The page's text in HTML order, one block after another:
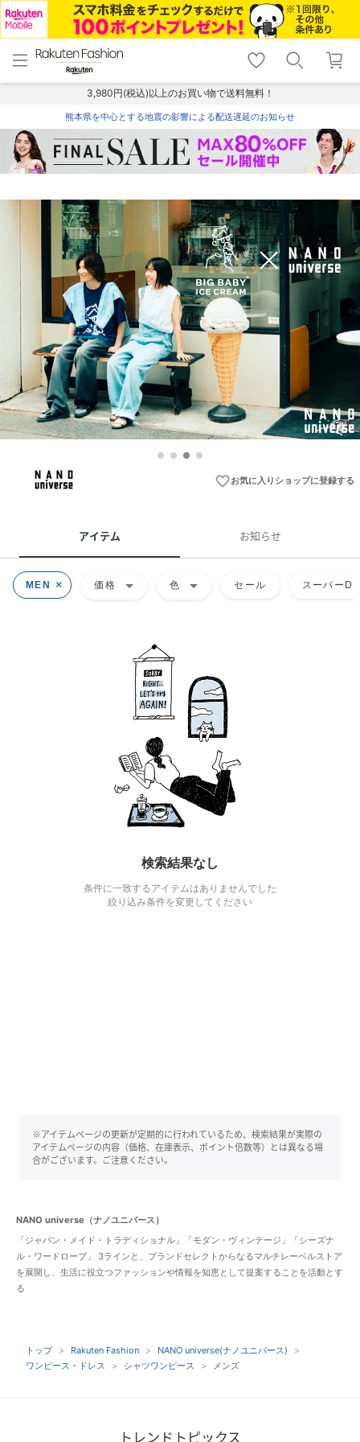
menu home
トップ
shopping_cart lock_outline
ログイン
3,980円(税込)以上のお買い物で送料無料！
熊本県を中心とする地震の影響による配送遅延のお知らせ
favorite_borderお気に入りショップに登録する
アイテム お知らせ
MEN 価格 arrow_drop_down 色 arrow_drop_down セール スーパー
検索結果なし
条件に一致するアイテムはありませんでした
絞り込み条件を変更してください
※アイテムページの更新が定期的に行われているため、検索結果が実際の
アイテムページの内容（価格、在庫表示、ポイント倍数等）とは異なる場
合がございます。ご注意ください。
NANO universe（ナノユニバース）
「ジャパン・メイド・トラディショナル」「モダン・ヴィンテージ」「シーズナ
ル・ワードローブ」 3ラインと、ブランドセレクトからなるマルチレーベルストア
を展開し、生活に役立つファッションや情報を知恵として提案することを活動とす
る
トップ Rakuten Fashion
NANO universe(ナノユニバース)
ワンピース・ドレス
シャツワンピース メンズ
トレンドトピックス